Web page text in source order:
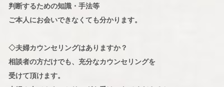
判断するための知識・手法等
ご本人にお会いできなくても分かります。
◇夫婦カウンセリングはありますか？
相談者の方だけでも、充分なカウンセリングを
受けて頂けます。